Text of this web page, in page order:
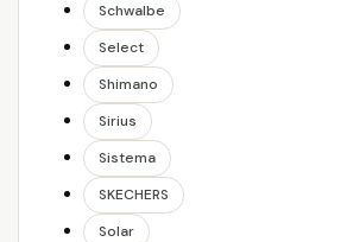
Schwalbe
Select
Shimano
Sirius
Sistema
SKECHERS
Solar